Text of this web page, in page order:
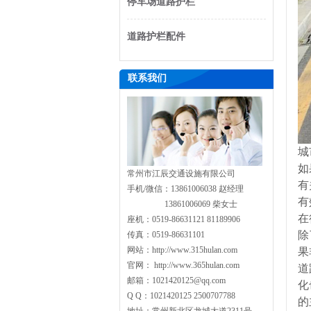
道路护栏配件
联系我们
常州市江辰交通设施有限公司
手机/微信：13861006038 赵经理
13861006069 柴女士
座机：0519-86631121 81189906
传真：0519-86631101
网站：http://www.315hulan.com
官网： http://www.365hulan.com
邮箱：1021420125@qq.com
Q Q：1021420125 2500707788
城
如
有
有
在
道
化